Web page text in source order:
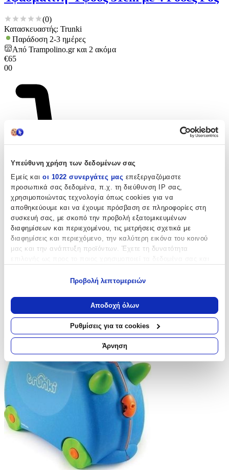
Υπεύθυνη χρήση των δεδομένων σας
Εμείς και οι 1022 συνεργάτες μας επεξεργαζόμαστε
προσωπικά σας δεδομένα, π.χ. τη διεύθυνση IP σας,
χρησιμοποιώντας τεχνολογία όπως cookies για να
αποθηκεύουμε και να έχουμε πρόσβαση σε πληροφορίες στη
συσκευή σας, με σκοπό την προβολή εξατομικευμένων
διαφημίσεων και περιεχομένου, τις μετρήσεις σχετικά με
διαφημίσεις και περιεχόμενο, την καλύτερη εικόνα του κοινού
μας και την ανάπτυξη προϊόντων. Έχετε τη δυνατότητα
Να συλλέξουμε πληροφορίες σχετικά με τη γεωγραφική
σας τοποθεσία, οι οποίες μπορεί να είναι ακριβείς σε
απόσταση μερικών μέτρων
Να αναγνωρίσουμε τη συσκευή σας σαρώνοντας ενεργά
για συγκεκριμένα χαρακτηριστικά (δακτυλικό αποτύπωμα)
Μάθετε περισσότερα σχετικά με τον τρόπο επεξεργασίας των
προσωπικών σας δεδομένων και καθορίστε τις προτιμήσεις σας
στηνενότητα “Λεπτομέρειες”. Μπορείτε να αλλάξετε ή να
ανακαλέσετε τη συγκατάθεσή σας ανά πάσα στιγμή από τη
Δήλωση Cookies.
Χρησιμοποιούμε cookies ώστε η τοποθεσία μας να λειτουργεί
σωστά, να εξατομικεύουμε περιεχόμενο και διαφημίσεις, να
παρέχουμε λειτουργίες μέσων κοινωνικής δικτύωσης και να
αναλύουμε την κυκλοφορία μας. Εμείς και οι 1022 συνεργάτες
μας επεξεργαζόμαστε προσωπικά σας δεδομένα, π.χ. τη
διεύθυνση IP σας, χρησιμοποιώντας τεχνολογία όπως cookies
Προβολή λεπτομερειών
Αποδοχή όλων
Ρυθμίσεις για τα cookies
Άρνηση
(0)
Κατασκευαστής: Trunki
Παράδοση 2-3 ημέρες
Από Trampolino.gr και 2 ακόμα
€65
00